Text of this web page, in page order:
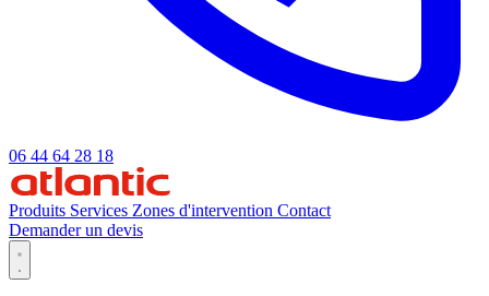
06 44 64 28 18
Produits Services Zones d'intervention Contact
Demander un devis